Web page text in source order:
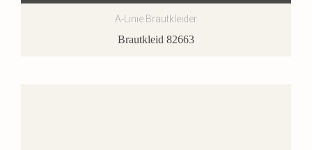
A-Linie Brautkleider
Brautkleid 82663